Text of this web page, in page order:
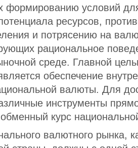
формированию условий
ресурсов,
и потрясению на
рациональное
среде. Главной
обеспечение
валюты. Для
инструменты
курс
валютного рынка,